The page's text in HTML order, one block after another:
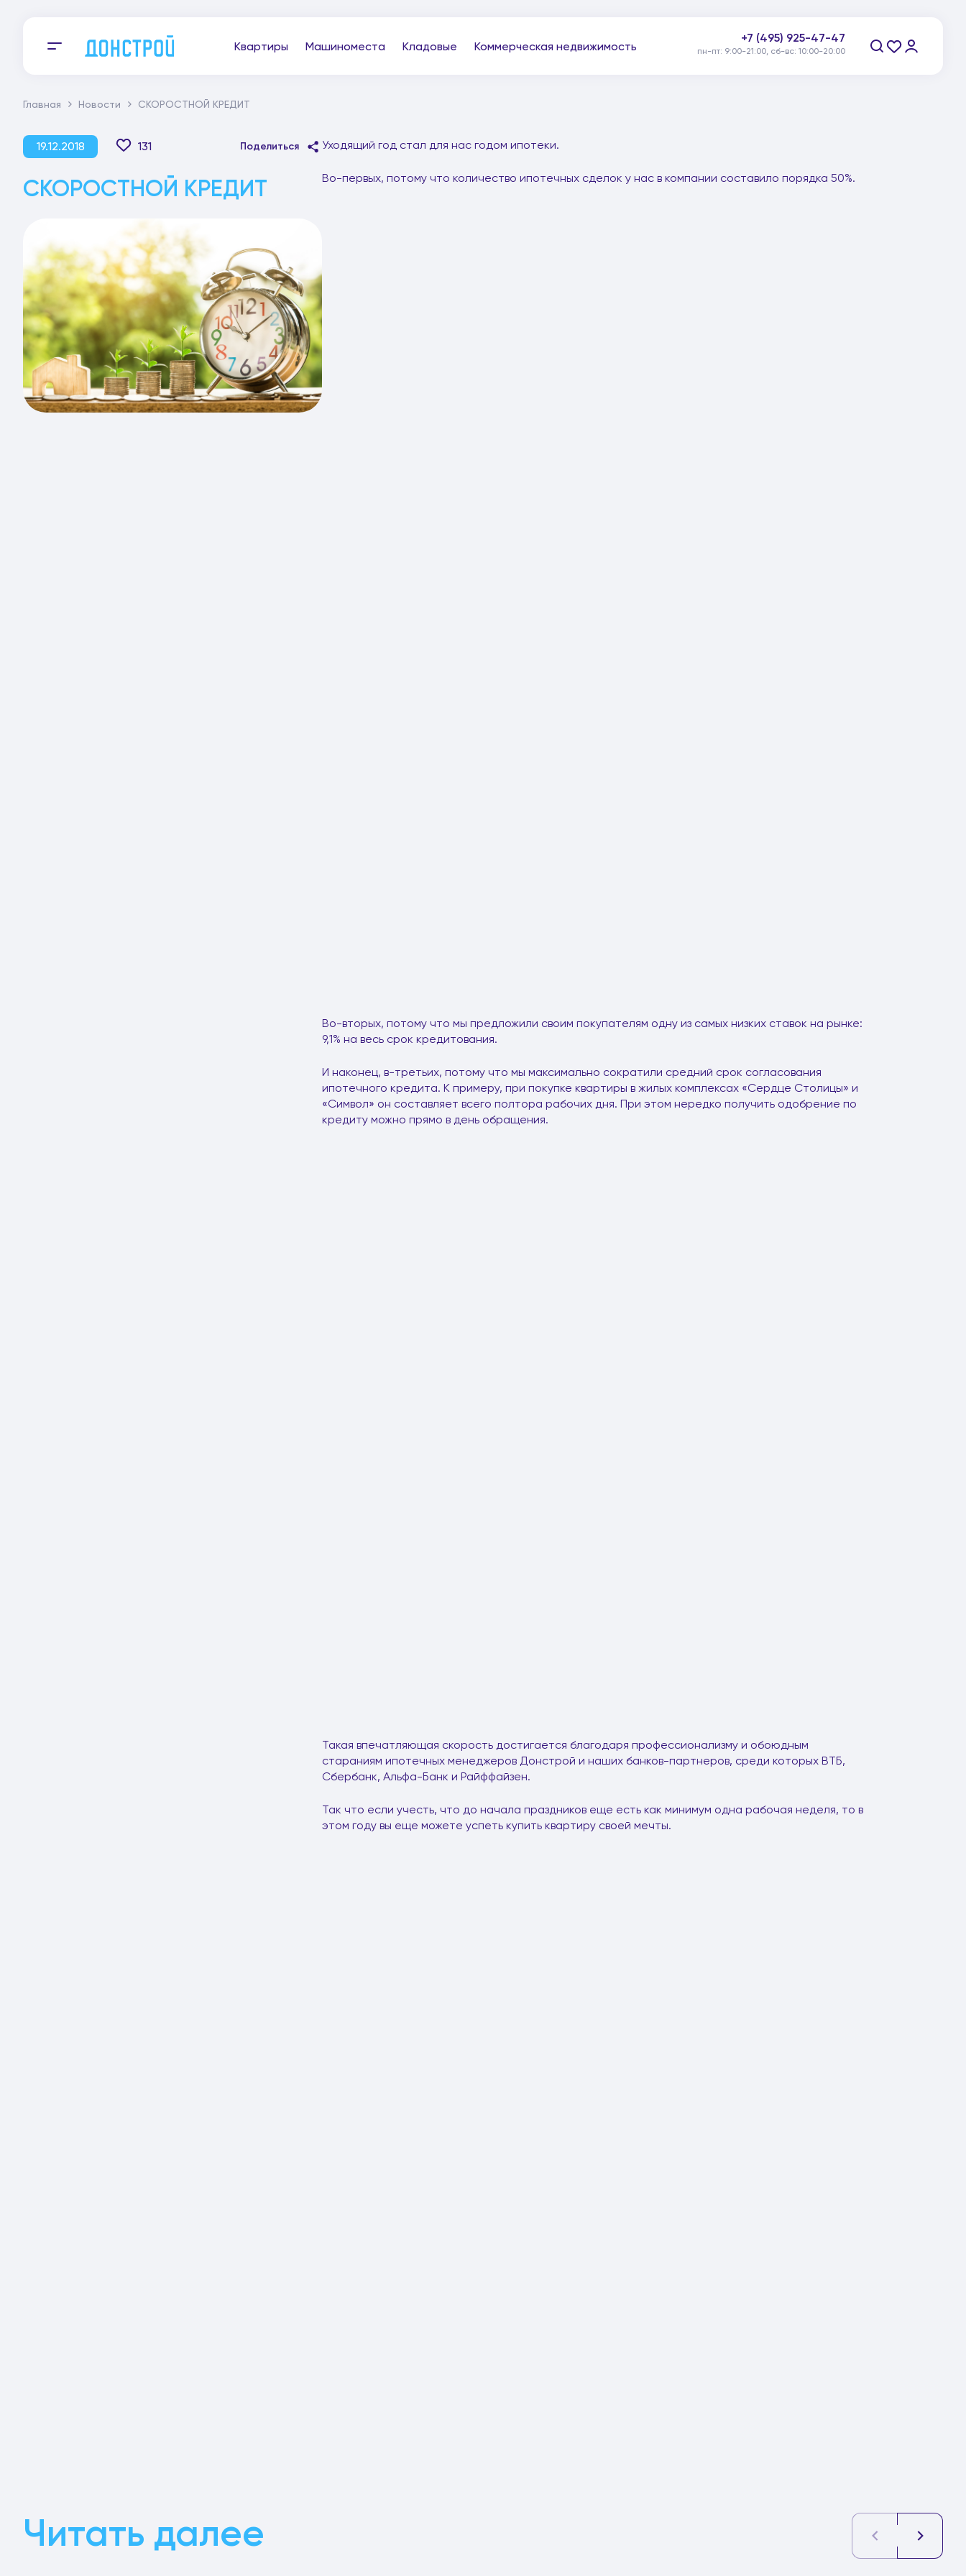
Квартиры Машиноместа Кладовые Коммерческая недвижимость
+7 (495) 925-47-47
пн-пт: 9:00-21:00, сб-вс: 10:00-20:00
Главная Новости СКОРОСТНОЙ КРЕДИТ
19.12.2018 131 Поделиться
СКОРОСТНОЙ КРЕДИТ
Уходящий год стал для нас годом ипотеки.
Во-первых, потому что количество ипотечных сделок у нас в компании составило порядка 50%.
Во-вторых, потому что мы предложили своим покупателям одну из самых низких ставок на рынке:
9,1% на весь срок кредитования.
И наконец, в-третьих, потому что мы максимально сократили средний срок согласования
ипотечного кредита. К примеру, при покупке квартиры в жилых комплексах «Сердце Столицы» и
«Символ» он составляет всего полтора рабочих дня. При этом нередко получить одобрение по
кредиту можно прямо в день обращения.
Такая впечатляющая скорость достигается благодаря профессионализму и обоюдным
стараниям ипотечных менеджеров Донстрой и наших банков-партнеров, среди которых ВТБ,
Сбербанк, Альфа-Банк и Райффайзен.
Так что если учесть, что до начала праздников еще есть как минимум одна рабочая неделя, то в
этом году вы еще можете успеть купить квартиру своей мечты.
Читать далее